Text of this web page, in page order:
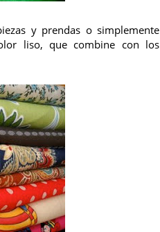
y prendas o simplemente
liso, que combine con los